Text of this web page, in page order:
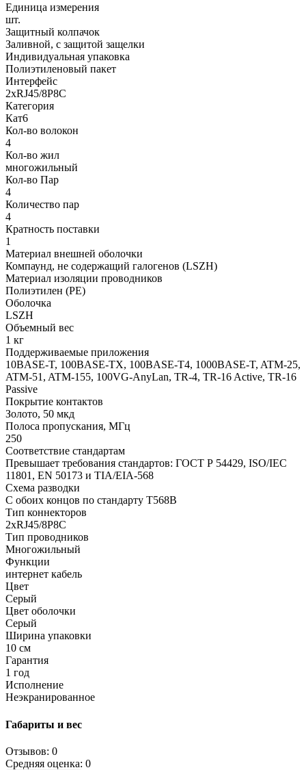
Единица измерения
шт.
Защитный колпачок
Заливной, с защитой защелки
Индивидуальная упаковка
Полиэтиленовый пакет
Интерфейс
2хRJ45/8P8C
Категория
Кат6
Кол-во волокон
4
Кол-во жил
многожильный
Кол-во Пар
4
Количество пар
4
Кратность поставки
1
Материал внешней оболочки
Компаунд, не содержащий галогенов (LSZH)
Материал изоляции проводников
Полиэтилен (PE)
Оболочка
LSZH
Объемный вес
1 кг
Поддерживаемые приложения
10BASE-T, 100BASE-TX, 100BASE-T4, 1000BASE-T, ATM-25,
ATM-51, ATM-155, 100VG-AnyLan, TR-4, TR-16 Active, TR-16
Passive
Покрытие контактов
Золото, 50 мкд
Полоса пропускания, МГц
250
Соответствие стандартам
Превышает требования стандартов: ГОСТ Р 54429, ISO/IEC
11801, EN 50173 и TIA/EIA-568
Схема разводки
С обоих концов по стандарту T568B
Тип коннекторов
2xRJ45/8P8C
Тип проводников
Многожильный
Функции
интернет кабель
Цвет
Серый
Цвет оболочки
Серый
Ширина упаковки
10 см
Гарантия
1 год
Исполнение
Неэкранированное
Габариты и вес
Отзывов: 0
Средняя оценка: 0